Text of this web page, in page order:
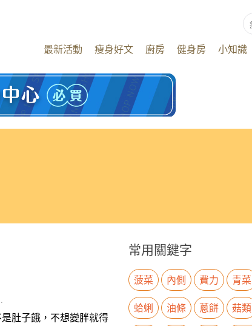
最新活動 瘦身好文 廚房 健身房 小知識
肚子餓，不想變胖就得
常用關鍵字
菠菜 內側 費力 青菜
蛤蜊
油條 蔥餅 菇類